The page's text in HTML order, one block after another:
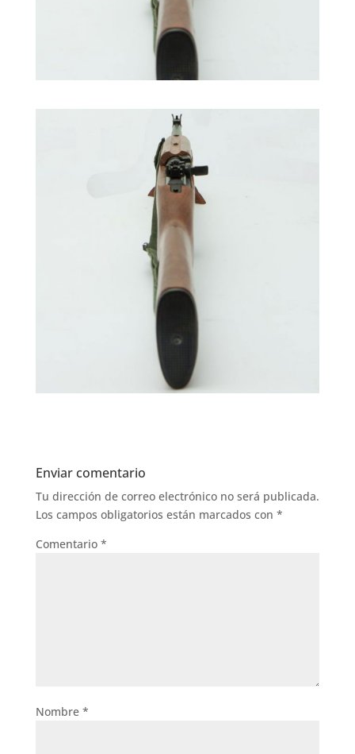
Enviar comentario
Tu dirección de correo electrónico no será publicada.
Los campos obligatorios están marcados con *
Comentario *
Nombre *